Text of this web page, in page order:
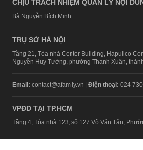
CHỊU TRÁCH NHIỆM QUẢN LÝ NỘI
Bà Nguyễn Bích Minh
TRỤ SỞ HÀ NỘI
Tầng 21, Tòa nhà Center Building, Hapulico
Nguyễn Huy Tưởng, phường Thanh Xuân,
Email: contact@afamily.vn | Điện thoại: 024
VPĐD TẠI TP.HCM
Tầng 4, Tòa nhà 123, số 127 Võ Văn Tần,